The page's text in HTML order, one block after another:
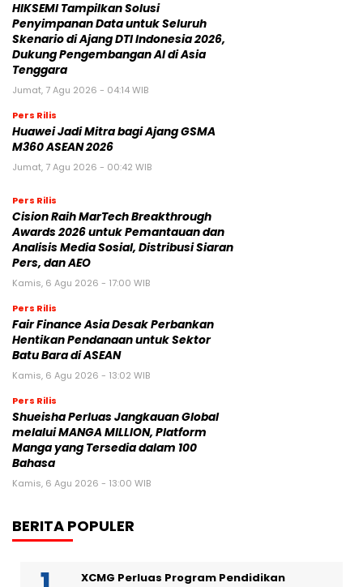
HIKSEMI Tampilkan Solusi
Penyimpanan Data untuk Seluruh
Skenario di Ajang DTI Indonesia 2026,
Dukung Pengembangan AI di Asia
Tenggara
Jumat, 7 Agu 2026 - 04:14 WIB
Pers Rilis
Huawei Jadi Mitra bagi Ajang GSMA
M360 ASEAN 2026
Jumat, 7 Agu 2026 - 00:42 WIB
Pers Rilis
Cision Raih MarTech Breakthrough
Awards 2026 untuk Pemantauan dan
Analisis Media Sosial, Distribusi Siaran
Pers, dan AEO
Kamis, 6 Agu 2026 - 17:00 WIB
Pers Rilis
Fair Finance Asia Desak Perbankan
Hentikan Pendanaan untuk Sektor
Batu Bara di ASEAN
Kamis, 6 Agu 2026 - 13:02 WIB
Pers Rilis
Shueisha Perluas Jangkauan Global
melalui MANGA MILLION, Platform
Manga yang Tersedia dalam 100
Bahasa
Kamis, 6 Agu 2026 - 13:00 WIB
BERITA POPULER
XCMG Perluas Program Pendidikan